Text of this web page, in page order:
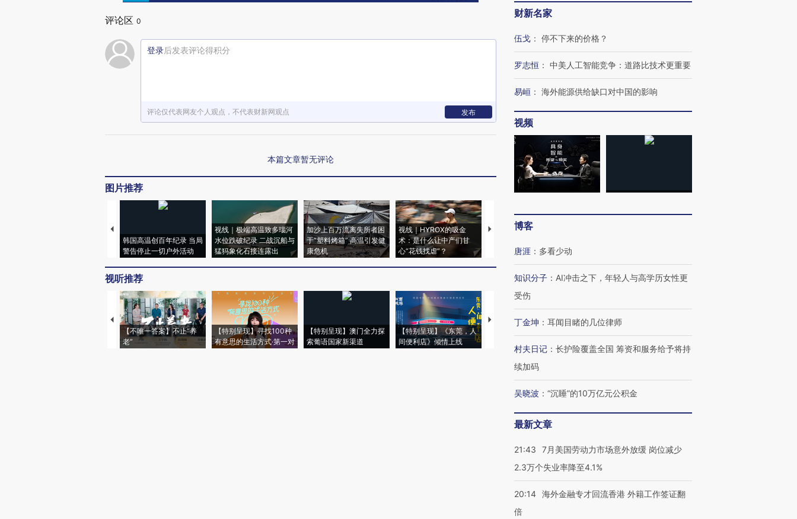
评论区 0
登录后发表评论得积分
评论仅代表网友个人观点，不代表财新网观点 发布
本篇文章暂无评论
图片推荐
韩国高温创百年纪录 当局
警告停止一切户外活动
视线｜极端高温致多瑙河
水位跌破纪录 二战沉船与
猛犸象化石接连露出
加沙上百万流离失所者困
于“塑料烤箱” 高温引发健
康危机
视线｜HYROX的吸金
术：是什么让中产们甘
心“花钱找虐”？
马航飞行员跨国走私7万
视听推荐
【不唯一答案】不止“养
老”
【特别呈现】寻找100种
有意思的生活方式·第一对
【特别呈现】澳门全力探
索葡语国家新渠道
【特别呈现】《东莞，人
间便利店》倾情上线
【推广】走进第四届链博
财新名家
伍戈 ： 停不下来的价格？
罗志恒 ： 中美人工智能竞争：道路比技术更重要
易峘 ： 海外能源供给缺口对中国的影响
视频
博客
唐涯 ： 多看少动
知识分子 ： AI冲击之下，年轻人与高学历女性更
受伤
丁金坤 ： 耳闻目睹的几位律师
村夫日记 ： 长护险覆盖全国 筹资和服务给予将持
续加码
吴晓波 ： “沉睡”的10万亿元公积金
最新文章
21:43
7月美国劳动力市场意外放缓 岗位减少
2.3万个失业率降至4.1%
20:14 海外金融专才回流香港 外籍工作签证翻
倍